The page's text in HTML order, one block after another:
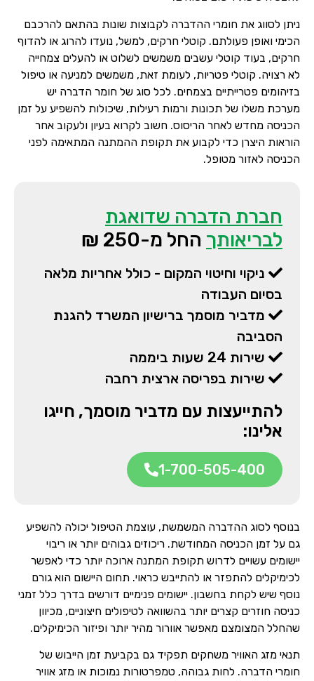
ניתן לסווג את חומרי ההדברה לקבוצות שונות בהתאם להרכבם
הכימי ואופן פעולתם. קוטלי חרקים, למשל, נועדו להרוג או להדוף
חרקים, בעוד קוטלי עשבים משמשים לשלוט או להעלים צמחייה
לא רצויה. קוטלי פטריות, לעומת זאת, משמשים למניעה או טיפול
בזיהומים פטרייתיים בצמחים. לכל סוג של חומר הדברה יש
מערכת משלו של תכונות ורמות רעילות, שיכולות להשפיע על זמן
הכניסה מחדש לאחר הריסוס. חשוב לקרוא בעיון ולעקוב אחר
הוראות היצרן כדי לקבוע את תקופת ההמתנה המתאימה לפני
הכניסה לאזור מטופל.
חברת הדברה שדואגת
לבריאותך החל מ-250 ₪
ניקוי וחיטוי המקום - כולל אחריות מלאה
בסיום העבודה
מדביר מוסמך ברישיון המשרד להגנת
הסביבה
שירות 24 שעות ביממה
שירות בפריסה ארצית רחבה
להתייעצות עם מדביר מוסמך, חייגו
אלינו:
1-700-505-400
בנוסף לסוג ההדברה המשמשת, עוצמת הטיפול יכולה להשפיע
גם על זמן הכניסה המחודשת. ריכוזים גבוהים יותר או ריבוי
יישומים עשויים לדרוש תקופת המתנה ארוכה יותר כדי לאפשר
לכימיקלים להתפזר או להתייבש כראוי. תחום היישום הוא גורם
נוסף שיש לקחת בחשבון. יישומים פנימיים דורשים בדרך כלל זמני
כניסה חוזרים קצרים יותר בהשוואה לטיפולים חיצוניים, מכיוון
שהחלל המצומצם מאפשר אוורור מהיר יותר ופיזור הכימיקלים.
תנאי מזג האוויר משחקים תפקיד גם בקביעת זמן הייבוש של
חומרי הדברה. לחות גבוהה, טמפרטורות נמוכות או מזג אוויר